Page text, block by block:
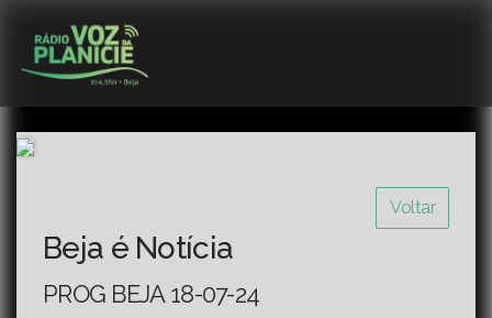
Voltar
Beja é Notícia
PROG BEJA 18-07-24